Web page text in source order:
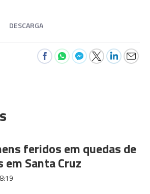
DESCARGA
feridos em quedas de
em Santa Cruz